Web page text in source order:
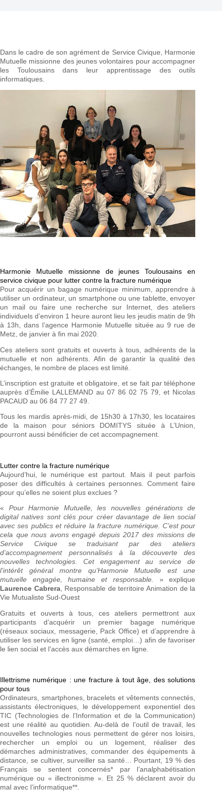
Dans le cadre de son agrément de Service Civique, Harmonie
Mutuelle missionne des jeunes volontaires pour accompagner
les Toulousains dans leur apprentissage des outils
informatiques.
Harmonie Mutuelle missionne de jeunes Toulousains en
service civique pour lutter contre la fracture numérique
Pour acquérir un bagage numérique minimum, apprendre à
utiliser un ordinateur, un smartphone ou une tablette, envoyer
un mail ou faire une recherche sur Internet, des ateliers
individuels d’environ 1 heure auront lieu les jeudis matin de 9h
à 13h, dans l’agence Harmonie Mutuelle située au 9 rue de
Metz, de janvier à fin mai 2020.
Ces ateliers sont gratuits et ouverts à tous, adhérents de la
mutuelle et non adhérents. Afin de garantir la qualité des
échanges, le nombre de places est limité.
L’inscription est gratuite et obligatoire, et se fait par téléphone
auprès d’Émilie LALLEMAND au 07 86 02 75 79, et Nicolas
PACAUD au 06 84 77 27 49.
Tous les mardis après-midi, de 15h30 à 17h30, les locataires
de la maison pour séniors DOMITYS située à L’Union,
pourront aussi bénéficier de cet accompagnement.
Lutter contre la fracture numérique
Aujourd’hui, le numérique est partout. Mais il peut parfois
poser des difficultés à certaines personnes. Comment faire
pour qu’elles ne soient plus exclues ?
« Pour Harmonie Mutuelle, les nouvelles générations de
digital natives sont clés pour créer davantage de lien social
avec ses publics et réduire la fracture numérique. C’est pour
cela que nous avons engagé depuis 2017 des missions de
Service Civique se traduisant par des ateliers
d’accompagnement personnalisés à la découverte des
nouvelles technologies. Cet engagement au service de
l’intérêt général montre qu’Harmonie Mutuelle est une
mutuelle engagée, humaine et responsable.
» explique
Laurence Cabrera, Responsable de territoire Animation de la
Vie Mutualiste Sud-Ouest
Gratuits et ouverts à tous, ces ateliers permettront aux
participants d’acquérir un premier bagage numérique
(réseaux sociaux, messagerie, Pack Office) et d’apprendre à
utiliser les services en ligne (santé, emploi…) afin de favoriser
le lien social et l’accès aux démarches en ligne.
Illettrisme numérique : une fracture à tout âge, des solutions
pour tous
Ordinateurs, smartphones, bracelets et vêtements connectés,
assistants électroniques, le développement exponentiel des
TIC (Technologies de l’Information et de la Communication)
est une réalité au quotidien. Au-delà de l’outil de travail, les
nouvelles technologies nous permettent de gérer nos loisirs,
rechercher un emploi ou un logement, réaliser des
démarches administratives, commander des équipements à
distance, se cultiver, surveiller sa santé… Pourtant, 19 % des
Français se sentent concernés* par l’analphabétisation
numérique ou « illectronisme ». Et 25 % déclarent avoir du
mal avec l’informatique**.